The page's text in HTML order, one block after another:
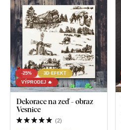
-25%
3D EFEKT
VÝPRODEJ 🔥
Dekorace na zeď - obraz
Vesnice
(2)